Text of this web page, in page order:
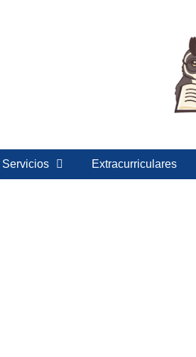
Servicios Extracurriculares